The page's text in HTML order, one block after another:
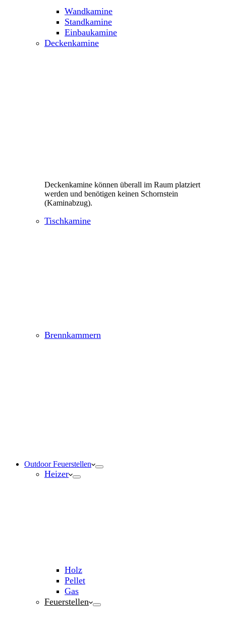
Wandkamine
Standkamine
Einbaukamine
Deckenkamine
Deckenkamine können überall im Raum platziert
werden und benötigen keinen Schornstein
(Kaminabzug).
Tischkamine
Brennkammern
Outdoor Feuerstellen
Heizer
Holz
Pellet
Gas
Feuerstellen